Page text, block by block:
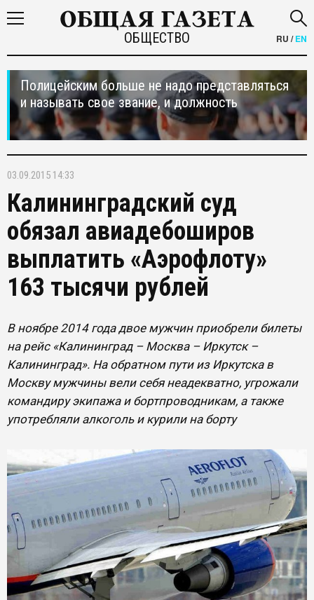
ОБЩЕСТВО RU /EN
Полицейским больше не надо представляться
и называть свое звание, и должность
03.09.2015 14:33
Калининградский суд
обязал авиадебоширов
выплатить «Аэрофлоту»
163 тысячи рублей
В ноябре 2014 года двое мужчин приобрели билеты
на рейс «Калининград – Москва – Иркутск –
Калининград». На обратном пути из Иркутска в
Москву мужчины вели себя неадекватно, угрожали
командиру экипажа и бортпроводникам, а также
употребляли алкоголь и курили на борту